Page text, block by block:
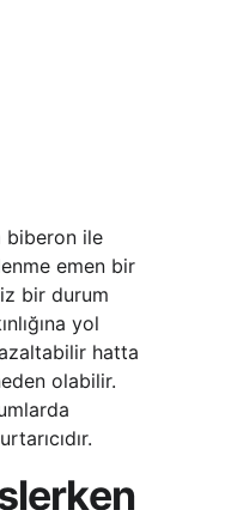
biberon ile
emen bir
bir durum
yol
hatta
olabilir.